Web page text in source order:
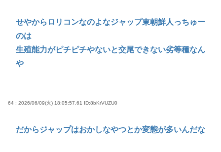
せやからロリコンなのよなジャップ東朝鮮人っちゅー
のは
生殖能力がピチピチやないと交尾できない劣等種なん
や
64 : 2026/06/09(火) 18:05:57.61 ID:8bKrVUZU0
だからジャップはおかしなやつとか変態が多いんだな